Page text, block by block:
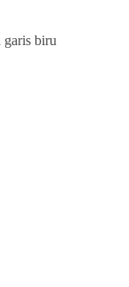
garis biru